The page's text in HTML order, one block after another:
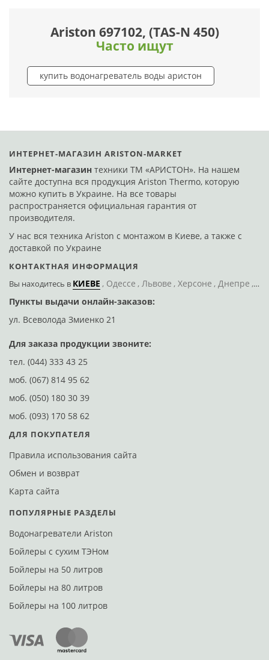
Ariston 697102, (TAS-N 450)
Часто ищут
купить водонагреватель воды аристон
ИНТЕРНЕТ-МАГАЗИН ARISTON-MARKET
Интернет-магазин техники ТМ «АРИСТОН». На нашем
сайте доступна вся продукция Ariston Thermo, которую
можно купить в Украине. На все товары
распространяется официальная гарантия от
производителя.
У нас вся техника Ariston с монтажом в Киеве, а также с
доставкой по Украине
КОНТАКТНАЯ ИНФОРМАЦИЯ
Вы находитесь в КИЕВЕ Одессе Львове Херсоне Днепре
Пункты выдачи онлайн-заказов:
ул. Всеволода Змиенко 21
Для заказа продукции звоните:
тел. (044) 333 43 25
моб. (067) 814 95 62
моб. (050) 180 30 39
моб. (093) 170 58 62
ДЛЯ ПОКУПАТЕЛЯ
Правила использования сайта
Обмен и возврат
Карта сайта
ПОПУЛЯРНЫЕ РАЗДЕЛЫ
Водонагреватели Ariston
Бойлеры с сухим ТЭНом
Бойлеры на 50 литров
Бойлеры на 80 литров
Бойлеры на 100 литров